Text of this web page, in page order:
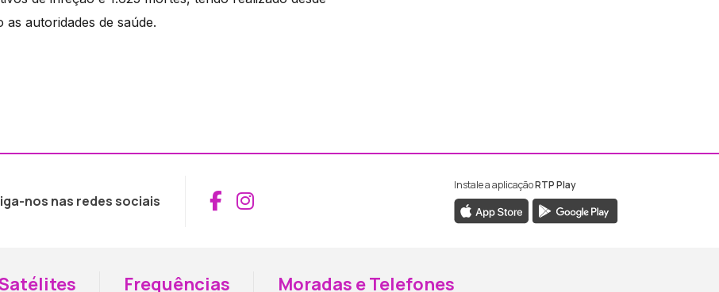
as autoridades de saúde.
nos nas redes sociais Aceder ao Facebook da RTP Madeira
Aceder ao Instagram da RTP Madeira
Instale a aplicaçãoRTP Play
Frequências Moradas e Telefones